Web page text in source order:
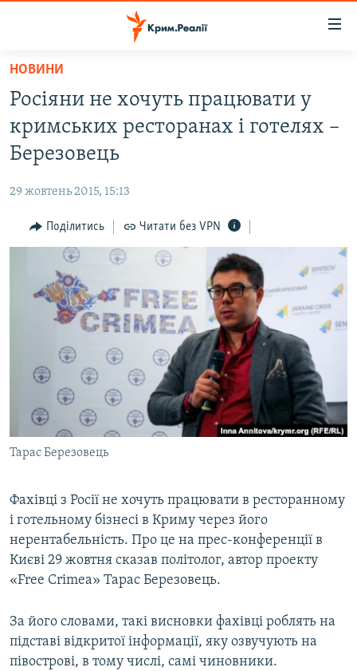
Перейти
основного
матеріалу
Перейти
до
основної
Перейти
до
ВІДЕО ТА ФОТО
БЛОГИ
ПОГЛЯД
ІНТЕРВ'Ю
ВСЕ ЗА ДЕНЬ
СПЕЦПРОЕКТИ
ДЕПОРТАЦІЯ
ВІДЕОУРОКИ «ELIFBE»
СВІДЧЕННЯ ОКУПАЦІЇ
УКРАЇНСЬКА ПРОБЛЕМА КРИМУ
ІНФОГРАФІКА
ЯК ОБІЙТИ БЛОКУВАННЯ
Русский
Qırımtatar
ДОЛУЧАЙСЯ!
Усі сайти RFE/RL
НОВИНИ
Росіяни не хочуть працювати у
кримських ресторанах і готелях –
Березовець
29 жовтень 2015, 15:13
Поділитись Читати без VPN
Тарас Березовець
Фахівці з Росії не хочуть працювати в ресторанному
і готельному бізнесі в Криму через його
нерентабельність. Про це на прес-конференції в
Києві 29 жовтня сказав політолог, автор проекту
«Free Crimea» Тарас Березовець.
За його словами, такі висновки фахівці роблять на
підставі відкритої інформації, яку озвучують на
півострові, в тому числі, самі чиновники.